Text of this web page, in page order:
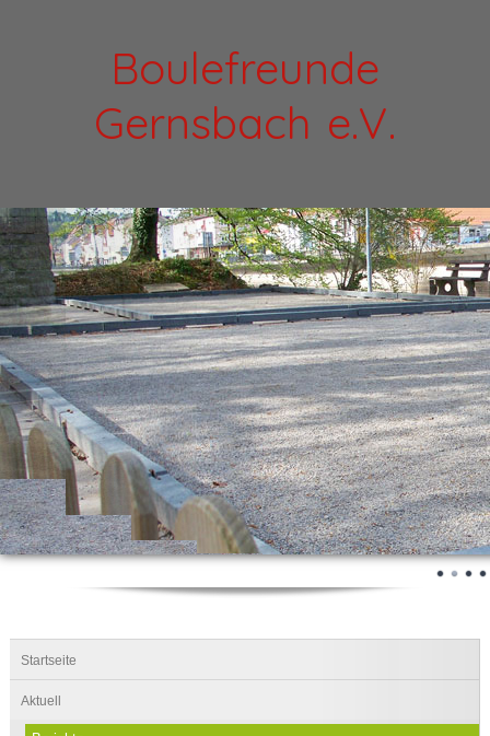
Boulefreunde
Gernsbach e.V.
Startseite
Aktuell